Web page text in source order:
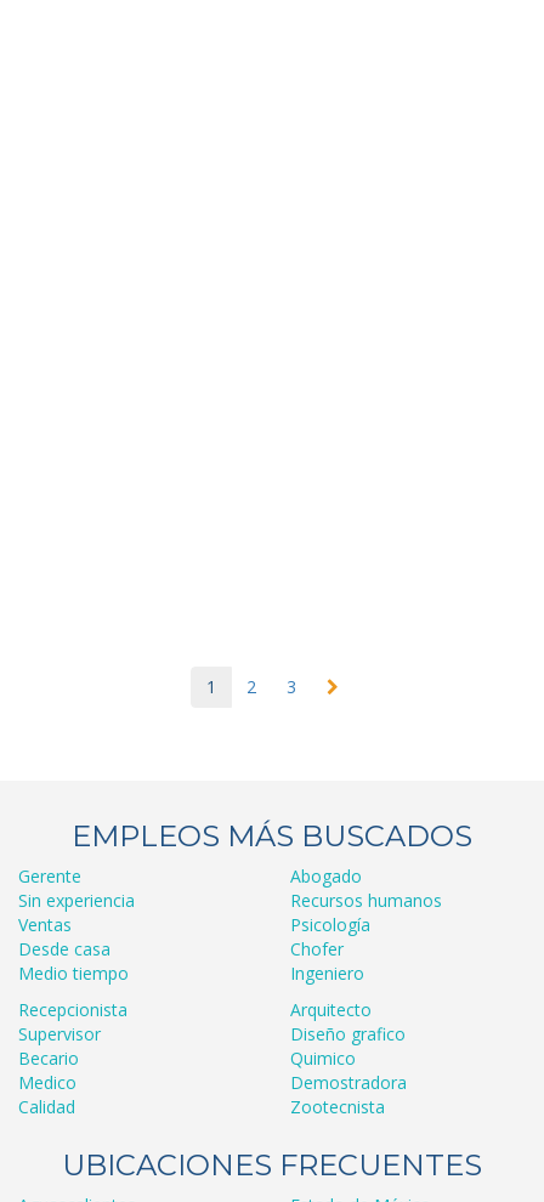
1 2 3
EMPLEOS MÁS BUSCADOS
Gerente
Sin experiencia
Ventas
Desde casa
Medio tiempo
Abogado
Recursos humanos
Psicología
Chofer
Ingeniero
Recepcionista
Supervisor
Becario
Medico
Calidad
Arquitecto
Diseño grafico
Quimico
Demostradora
Zootecnista
UBICACIONES FRECUENTES